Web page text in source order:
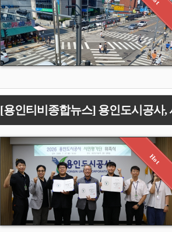
[용인티비종합뉴스] 용인도시공사,